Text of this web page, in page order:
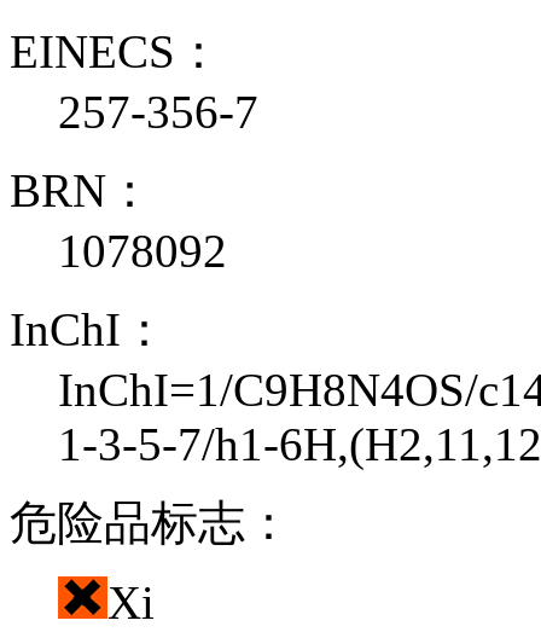
EINECS：
257-356-7
BRN：
1078092
InChI：
InChI=1/C9H8N4OS/
1-3-5-7/h1-
危险品标志：
Xi